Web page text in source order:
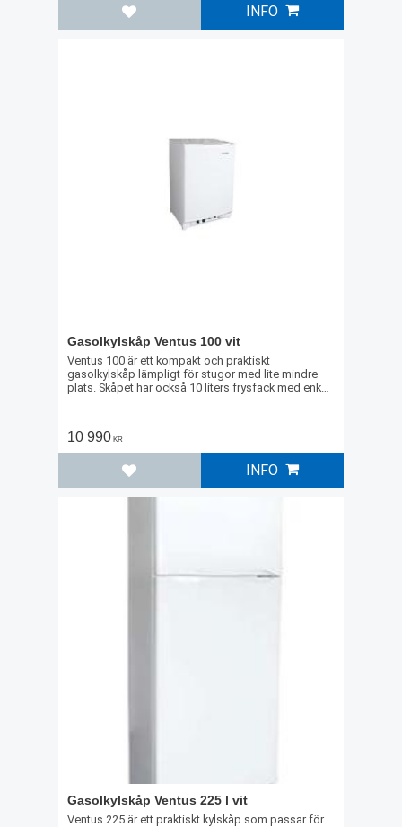
Lägg till i favoriter
INFO
Gasolkylskåp Ventus 100 vit
Ventus 100 är ett kompakt och praktiskt
gasolkylskåp lämpligt för stugor med lite mindre
plats. Skåpet har också 10 liters frysfack med enkel
10 990KR
Lägg till i favoriter
INFO
Gasolkylskåp Ventus 225 l vit
Ventus 225 är ett praktiskt kylskåp som passar för